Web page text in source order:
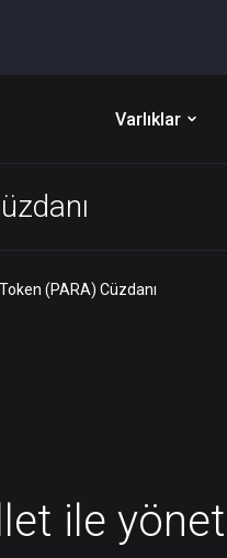
Varlıklar
(PARA) Cüzdanı
ile